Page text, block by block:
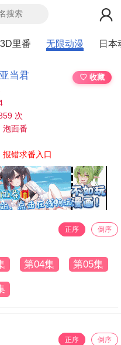
3D里番 无限动漫 日本
当君
♡ 收藏
次
泡面番
报错求番入口
正序 倒序
第04集 第05集
正序 倒序